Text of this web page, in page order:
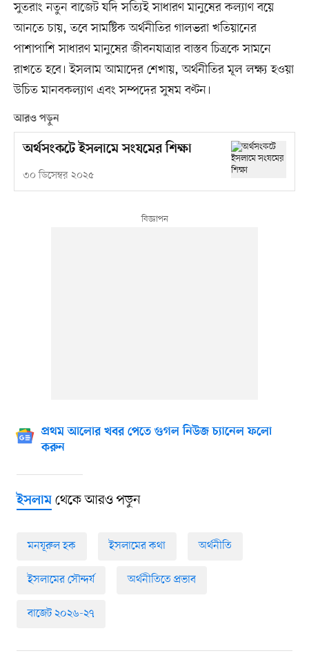
সুতরাং নতুন বাজেট যদি সত্যিই সাধারণ মানুষের কল্যাণ বয়ে
আনতে চায়, তবে সামষ্টিক অর্থনীতির গালভরা খতিয়ানের
পাশাপাশি সাধারণ মানুষের জীবনযাত্রার বাস্তব চিত্রকে সামনে
রাখতে হবে। ইসলাম আমাদের শেখায়, অর্থনীতির মূল লক্ষ্য হওয়া
উচিত মানবকল্যাণ এবং সম্পদের সুষম বণ্টন।
আরও পড়ুন
অর্থসংকটে ইসলামে সংযমের শিক্ষা
৩০ ডিসেম্বর ২০২৫
প্রথম আলোর খবর পেতে গুগল নিউজ চ্যানেল ফলো
করুন
ইসলামথেকে আরও পড়ুন
মনযূরুল হক ইসলামের কথা অর্থনীতি
ইসলামের সৌন্দর্য অর্থনীতিতে প্রভাব
বাজেট ২০২৬-২৭